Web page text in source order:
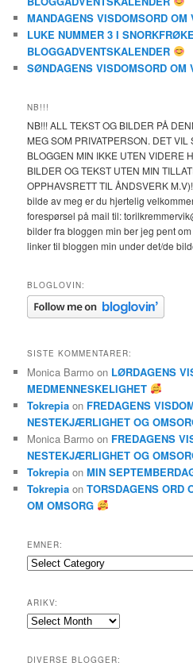
MANDAGENS VISDOMSORD OM
LUKE NUMMER 3 I
BLOGGADVENTSKALENDER
SØNDAGENS VISDOMSORD OM
NB!!!
NB!!! ALL TEKST OG BILDER PÅ
MEG SOM PRIVATPERSON. DET
BLOGGEN MIN IKKE UTEN VIDERE
BILDER OG TEKST UTEN MIN
OPPHAVSRETT TIL ÅNDSVERK
bilde av meg er du hjertelig
forespørsel på mail til:
bilder fra bloggen min ber jeg pent
linker til bloggen min under det/de
BLOGLOVIN:
SISTE KOMMENTARER:
Monica Barmo on LØRDAGENS
MEDMENNESKELIGHET
Tokrepia on FREDAGENS
NESTEKJÆRLIGHET OG
Monica Barmo on FREDAGENS
NESTEKJÆRLIGHET OG
Tokrepia onMIN
Tokrepia onTORSDAGENS ORD
OM OMSORG
EMNER:
Emner:
ARIKV:
Arikv:
DIVERSE BLOGGER: